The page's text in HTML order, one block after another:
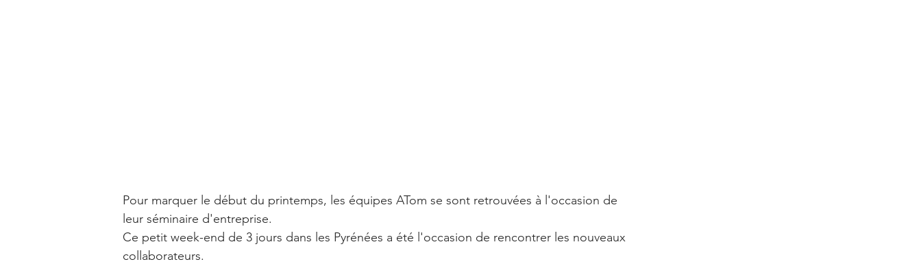
Pour marquer le début du printemps, les équipes ATom se sont retrouvées à l'occasion de
leur séminaire d'entreprise.
Ce petit week-end de 3 jours dans les Pyrénées a été l'occasion de rencontrer les nouveaux
collaborateurs.